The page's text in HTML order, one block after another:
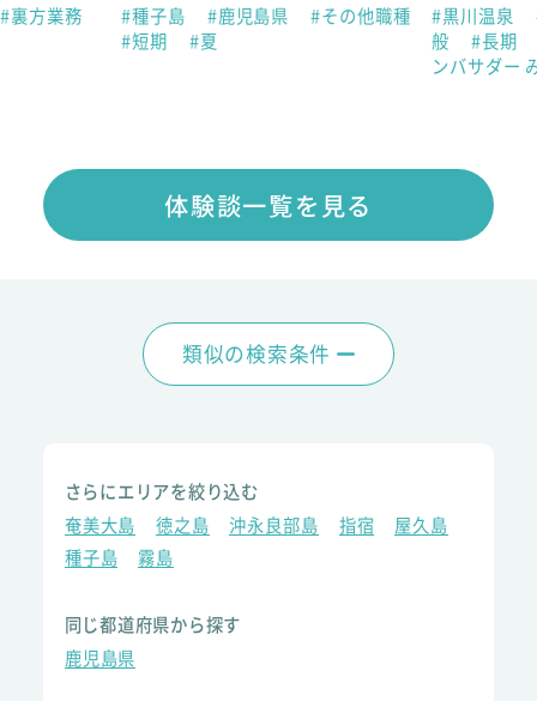
#裏方業務 #種子島 #鹿児島県
#その他職種
#短期
#夏
#黒川温泉
般
#長期
ンバサダー
体験談一覧を見る
類似の検索条件
さらにエリアを絞り込む
奄美大島
徳之島 沖永良部島 指宿
屋久島
種子島
霧島
同じ都道府県から探す
鹿児島県